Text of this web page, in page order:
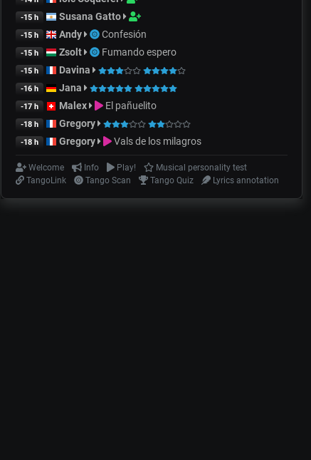
-15 h Susana Gatto
-15 h Andy Confesión
-15 h Zsolt Fumando espero
-15 h Davina
-16 h Jana
-17 h Malex El pañuelito
-18 h Gregory
-18 h Gregory Vals de los milagros
Welcome Info Play!
Musical personality test
TangoLink
Tango Scan Tango Quiz Lyrics annotation